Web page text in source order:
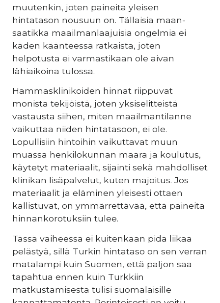
muutenkin, joten paineita yleisen
hintatason nousuun on. Tällaisia maan-
saatikka maailmanlaajuisia ongelmia ei
käden käänteessä ratkaista, joten
helpotusta ei varmastikaan ole aivan
lähiaikoina tulossa.
Hammasklinikoiden hinnat riippuvat
monista tekijöistä, joten yksiselitteistä
vastausta siihen, miten maailmantilanne
vaikuttaa niiden hintatasoon, ei ole.
Lopullisiin hintoihin vaikuttavat muun
muassa henkilökunnan määrä ja koulutus,
käytetyt materiaalit, sijainti sekä mahdolliset
klinikan lisäpalvelut, kuten majoitus. Jos
materiaalit ja eläminen yleisesti ottaen
kallistuvat, on ymmärrettävää, että paineita
hinnankorotuksiin tulee.
Tässä vaiheessa ei kuitenkaan pidä liikaa
pelästyä, sillä Turkin hintataso on sen verran
matalampi kuin Suomen, että paljon saa
tapahtua ennen kuin Turkkiin
matkustamisesta tulisi suomalaisille